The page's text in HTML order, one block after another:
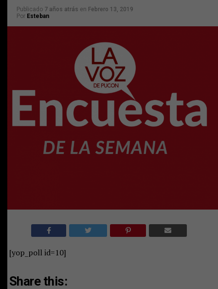
Publicado 7 años atrás en Febrero 13, 2019
Por Esteban
[yop_poll id=10]
Share this: